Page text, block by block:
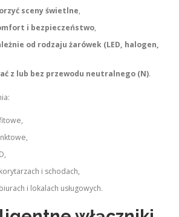
sceny świetlne,
i bezpieczeństwo,
od rodzaju żarówek (LED, halogen,
z lub bez przewodu neutralnego (N).
i schodach,
i lokalach usługowych.